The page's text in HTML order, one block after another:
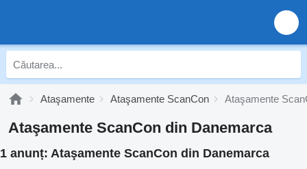
Ataşamente Ataşamente ScanCon Ataşamente
Ataşamente ScanCon din Danemarca
1 anunț: Ataşamente ScanCon din Danemarca